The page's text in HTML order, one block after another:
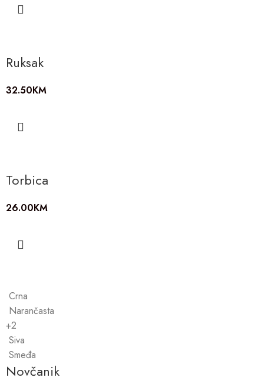
Ruksak
32.50KM
Torbica
26.00KM
Crna
Narančasta
+2
Siva
Smeđa
Novčanik